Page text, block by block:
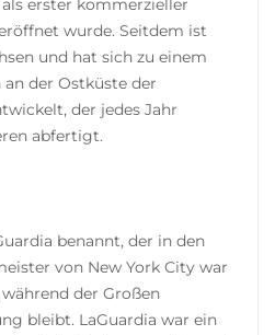
erster kommerzieller
wurde. Seitdem ist
und hat sich zu einem
der Ostküste der
der jedes Jahr
abfertigt.
benannt, der in den
von New York City war
der Großen
bleibt. LaGuardia war ein